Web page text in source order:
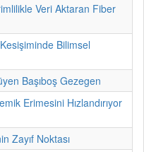
Veri Aktaran Fiber
Bilimsel
Başıboş Gezegen
Erimesini Hızlandırıyor
Zayıf Noktası